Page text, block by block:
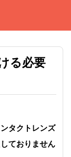
る必要
タクトレンズ
ておりません